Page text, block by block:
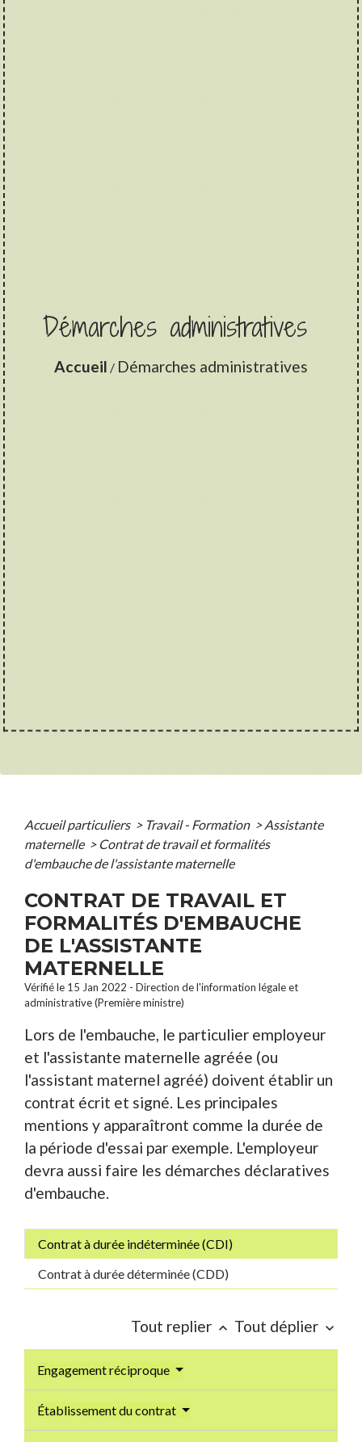
Démarches administratives
Accueil / Démarches administratives
Accueil particuliers > Travail - Formation > Assistante
maternelle > Contrat de travail et formalités
d'embauche de l'assistante maternelle
CONTRAT DE TRAVAIL ET
FORMALITÉS D'EMBAUCHE
DE L'ASSISTANTE
MATERNELLE
Vérifié le 15 Jan 2022 - Direction de l'information légale et
administrative (Première ministre)
Lors de l'embauche, le particulier employeur
et l'assistante maternelle agréée (ou
l'assistant maternel agréé) doivent établir un
contrat écrit et signé. Les principales
mentions y apparaîtront comme la durée de
la période d'essai par exemple. L'employeur
devra aussi faire les démarches déclaratives
d'embauche.
Contrat à durée indéterminée (CDI)
Contrat à durée déterminée (CDD)
Tout replier keyboard_arrow_up Tout déplier keyboard_arrow_down
Engagement réciproque
Établissement du contrat